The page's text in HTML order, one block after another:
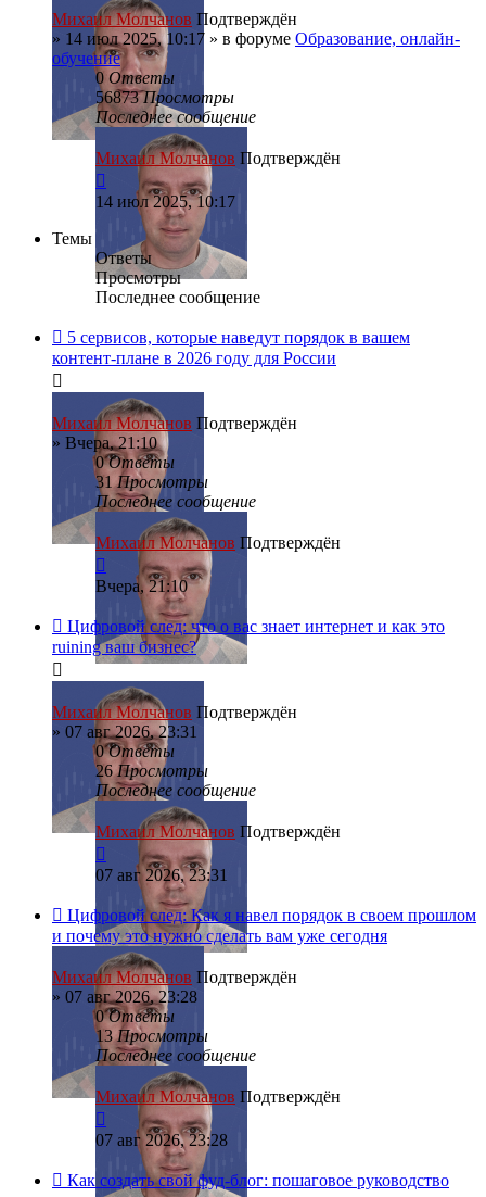
Михаил Молчанов Подтверждён
» 14 июл 2025, 10:17 » в форуме Образование, онлайн-
обучение
0 Ответы
56873Просмотры
Последнее сообщение
Михаил Молчанов Подтверждён
14 июл 2025, 10:17
Темы
Ответы
Просмотры
Последнее сообщение
5 сервисов, которые наведут порядок в вашем
контент-плане в 2026 году для России
Михаил Молчанов Подтверждён
» Вчера, 21:10
0Ответы
31Просмотры
Последнее сообщение
Михаил Молчанов Подтверждён
Вчера, 21:10
Цифровой след: что о вас знает интернет и как это
ruining ваш бизнес?
Михаил Молчанов Подтверждён
» 07 авг 2026, 23:31
0Ответы
26Просмотры
Последнее сообщение
Михаил Молчанов Подтверждён
07 авг 2026, 23:31
Цифровой след: Как я навел порядок в своем прошлом
и почему это нужно сделать вам уже сегодня
Михаил Молчанов Подтверждён
» 07 авг 2026, 23:28
0Ответы
13Просмотры
Последнее сообщение
Михаил Молчанов Подтверждён
07 авг 2026, 23:28
Как создать свой фуд-блог: пошаговое руководство